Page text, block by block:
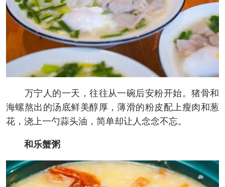
万宁人的一天，往往从一碗后安粉开始。猪骨和
海螺熬出的汤底鲜美醇厚，薄滑的粉皮配上瘦肉和葱
花，浇上一勺蒜头油，简单却让人念念不忘。
和乐蟹粥